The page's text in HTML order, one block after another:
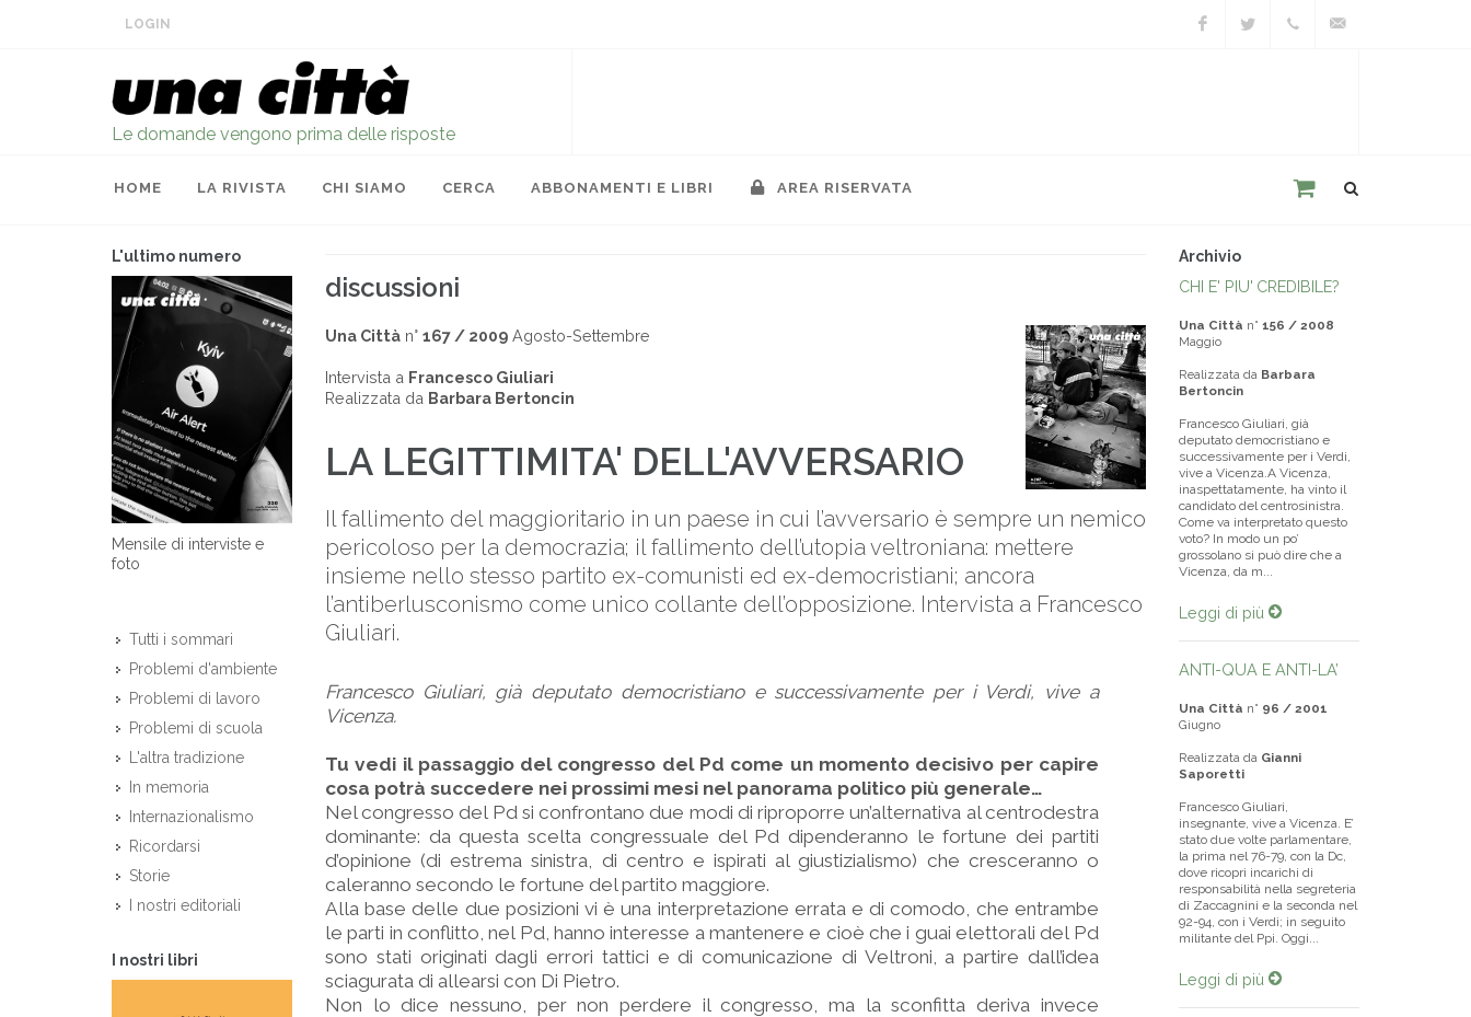
LOGIN
Le domande vengono prima delle risposte
HOME LA RIVISTA CHI SIAMO CERCA ABBONAMENTI E LIBRI AREA RISERVATA
L'ultimo numero
Mensile di interviste e
foto
Tutti i sommari
Problemi d'ambiente
Problemi di lavoro
Problemi di scuola
L'altra tradizione
In memoria
Internazionalismo
Ricordarsi
Storie
I nostri editoriali
I nostri libri
discussioni
Una Città n° 167 / 2009 Agosto-Settembre
Intervista a Francesco Giuliari
Realizzata da Barbara Bertoncin
LA LEGITTIMITA' DELL'AVVERSARIO
Il fallimento del maggioritario in un paese in cui l’avversario è sempre un nemico
pericoloso per la democrazia; il fallimento dell’utopia veltroniana: mettere
insieme nello stesso partito ex-comunisti ed ex-democristiani; ancora
l’antiberlusconismo come unico collante dell’opposizione. Intervista a Francesco
Giuliari.
Francesco Giuliari, già deputato democristiano e successivamente per i Verdi, vive a
Vicenza.
Tu vedi il passaggio del congresso del Pd come un momento decisivo per capire
cosa potrà succedere nei prossimi mesi nel panorama politico più generale…
Nel congresso del Pd si confrontano due modi di riproporre un’alternativa al centrodestra
dominante: da questa scelta congressuale del Pd dipenderanno le fortune dei partiti
d’opinione (di estrema sinistra, di centro e ispirati al giustizialismo) che cresceranno o
caleranno secondo le fortune del partito maggiore.
Alla base delle due posizioni vi è una interpretazione errata e di comodo, che entrambe
le parti in conflitto, nel Pd, hanno interesse a mantenere e cioè che i guai elettorali del Pd
sono stati originati dagli errori tattici e di comunicazione di Veltroni, a partire dall’idea
sciagurata di allearsi con Di Pietro.
Non lo dice nessuno, per non perdere il congresso, ma la sconfitta deriva invece
Archivio
CHI E' PIU' CREDIBILE?
Una Città n° 156 / 2008
Maggio
Realizzata da Barbara
Bertoncin
Francesco Giuliari, già
deputato democristiano e
successivamente per i Verdi,
vive a Vicenza.A Vicenza,
inaspettatamente, ha vinto il
candidato del centrosinistra.
Come va interpretato questo
voto? In modo un po’
grossolano si può dire che a
Vicenza, da m...
Leggi di più
ANTI-QUA E ANTI-LA’
Una Città n° 96 / 2001
Giugno
Realizzata da Gianni
Saporetti
Francesco Giuliari,
insegnante, vive a Vicenza. E’
stato due volte parlamentare,
la prima nel 76-79, con la Dc,
dove ricoprì incarichi di
responsabilità nella segreteria
di Zaccagnini e la seconda nel
92-94, con i Verdi; in seguito
militante del Ppi. Oggi...
Leggi di più